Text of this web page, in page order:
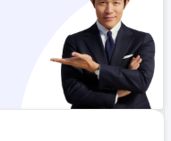
■面接や各種フォロー活動
戦略と連動した人材育成体